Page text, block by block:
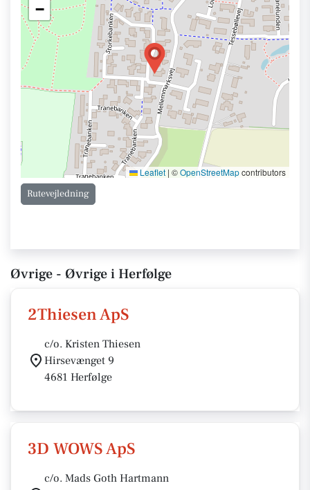
−
Leaflet | ©OpenStreetMapcontributors
Rutevejledning
Øvrige - Øvrige i Herfølge
2Thiesen ApS
c/o. Kristen Thiesen
Hirsevænget 9
4681 Herfølge
3D WOWS ApS
c/o. Mads Goth Hartmann